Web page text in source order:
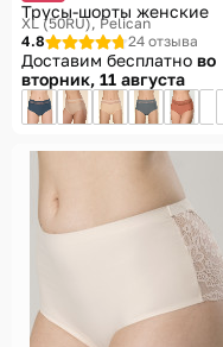
Трусы-шорты женские
XL (50RU) Pelican
4.8
24 отзыва
Доставим бесплатно во
вторник, 11 августа